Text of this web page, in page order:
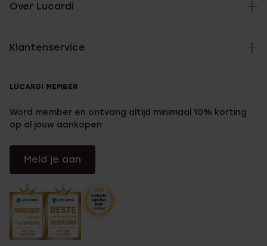
Over Lucardi
Klantenservice
LUCARDI MEMBER
Word member en ontvang altijd minimaal 10% korting
op al jouw aankopen
Meld je aan